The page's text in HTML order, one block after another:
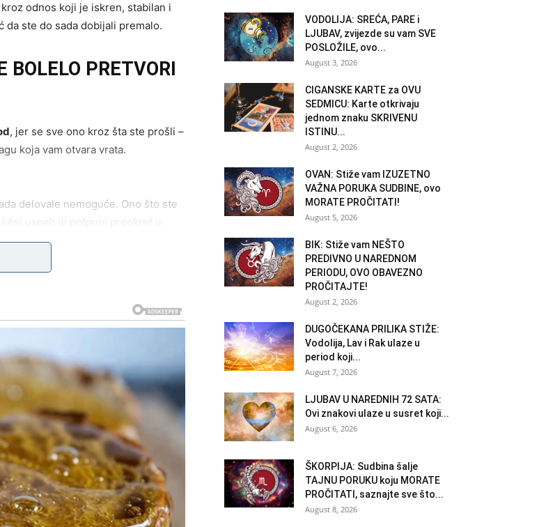
odnos koji je iskren, stabilan i
da ste do sada dobijali premalo.
PRETVORI
, jer se sve ono kroz šta ste prošli –
koja vam otvara vrata.
delovale nemoguće. Ono što ste
uspeh ili potpuni preokret u
podiže na viši nivo, ili dolazi nova
i povezanost sada idu zajedno – bez
prestanete da se osvrćete unazad.
KONAČNO SLOŽE
korist . Sve ono što je delovalo
koje vodite, ljudi koje srećete
VODOLIJA: SREĆA, PARE i
LJUBAV, zvijezde su vam SVE
POSLOŽILE, ovo...
August 3, 2026
CIGANSKE KARTE za OVU
SEDMICU: Karte otkrivaju
jednom znaku SKRIVENU
ISTINU...
August 2, 2026
OVAN: Stiže vam IZUZETNO
VAŽNA PORUKA SUDBINE, ovo
MORATE PROČITATI!
August 5, 2026
BIK: Stiže vam NEŠTO
PREDIVNO U NAREDNOM
PERIODU, OVO OBAVEZNO
PROČITAJTE!
August 2, 2026
DUGOČEKANA PRILIKA STIŽE:
Vodolija, Lav i Rak ulaze u
period koji...
August 7, 2026
LJUBAV U NAREDNIH 72 SATA:
Ovi znakovi ulaze u susret koji...
August 6, 2026
ŠKORPIJA: Sudbina šalje
TAJNU PORUKU koju MORATE
PROČITATI, saznajte sve što...
August 8, 2026